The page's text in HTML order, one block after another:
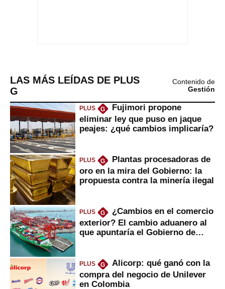
LAS MÁS LEÍDAS DE PLUS
G
Contenido de
Gestión
PLUS G
Fujimori propone
eliminar ley que puso en jaque
peajes: ¿qué cambios implicaría?
PLUS G
Plantas procesadoras de
oro en la mira del Gobierno: la
propuesta contra la minería ilegal
PLUS G
¿Cambios en el comercio
exterior? El cambio aduanero al
que apuntaría el Gobierno de
PLUS G
Alicorp: qué ganó con la
compra del negocio de Unilever
en Colombia